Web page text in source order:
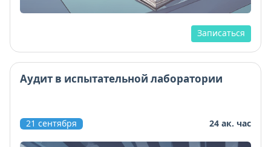
Записаться
Аудит в испытательной лаборатории
21 сентября 24 ак. час